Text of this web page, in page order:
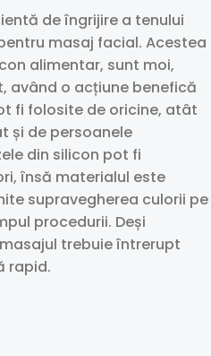
de îngrijire a tenului
masaj facial. Acestea
alimentar, sunt moi,
având o acțiune benefică
fi folosite de oricine, atât
și de persoanele
din silicon pot fi
însă materialul este
supravegherea culorii pe
procedurii. Deși
trebuie întrerupt
rapid.